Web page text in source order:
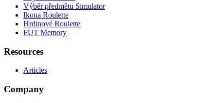
Výběr předmětu Simulator
Ikona Roulette
Hrdinové Roulette
FUT Memory
Resources
Articles
Company